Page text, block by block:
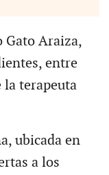
Gato Araiza,
entre
terapeuta
ubicada en
a los